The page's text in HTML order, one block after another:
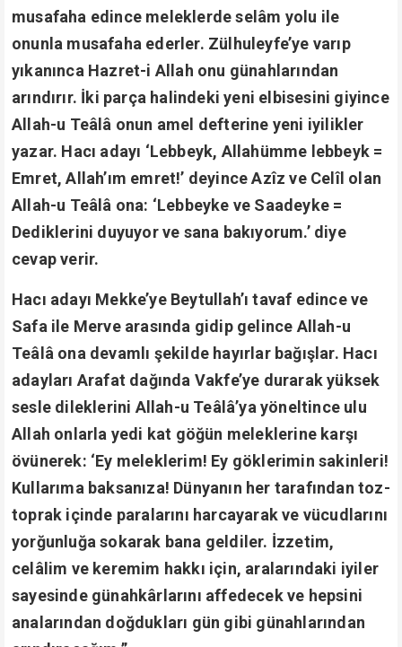
musafaha edince meleklerde selâm yolu ile
onunla musafaha ederler. Zülhuleyfe’ye varıp
yıkanınca Hazret-i Allah onu günahlarından
arındırır. İki parça halindeki yeni elbisesini giyince
Allah-u Teâlâ onun amel defterine yeni iyilikler
yazar. Hacı adayı ‘Lebbeyk, Allahümme lebbeyk =
Emret, Allah’ım emret!’ deyince Azîz ve Celîl olan
Allah-u Teâlâ ona: ‘Lebbeyke ve Saadeyke =
Dediklerini duyuyor ve sana bakıyorum.’ diye
cevap verir.
Hacı adayı Mekke’ye Beytullah’ı tavaf edince ve
Safa ile Merve arasında gidip gelince Allah-u
Teâlâ ona devamlı şekilde hayırlar bağışlar. Hacı
adayları Arafat dağında Vakfe’ye durarak yüksek
sesle dileklerini Allah-u Teâlâ’ya yöneltince ulu
Allah onlarla yedi kat göğün meleklerine karşı
övünerek: ‘Ey meleklerim! Ey göklerimin sakinleri!
Kullarıma baksanıza! Dünyanın her tarafından toz-
toprak içinde paralarını harcayarak ve vücudlarını
yorğunluğa sokarak bana geldiler. İzzetim,
celâlim ve keremim hakkı için, aralarındaki iyiler
sayesinde günahkârlarını affedecek ve hepsini
analarından doğdukları gün gibi günahlarından